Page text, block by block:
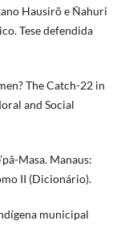
Hausirõ e Ñahuri
Tese defendida
The Catch-22 in
and Social
Masa. Manaus:
II (Dicionário).
municipal